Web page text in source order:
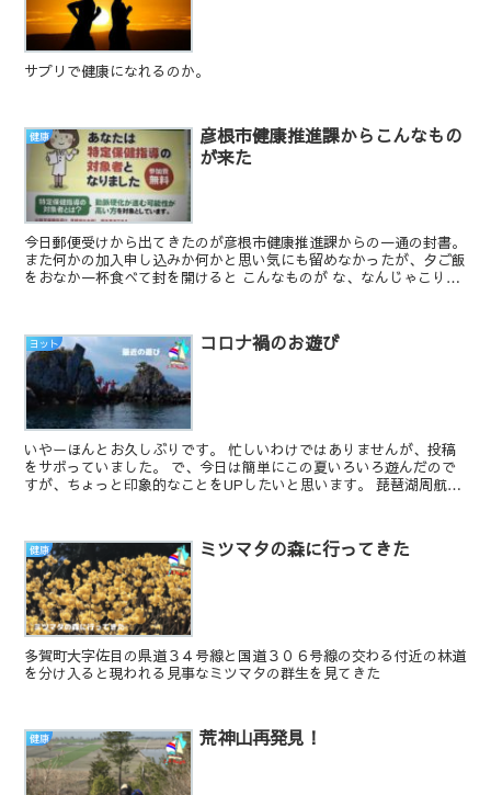
サプリで健康になれるのか。
健康
彦根市健康推進課からこんなもの
が来た
今日郵便受けから出てきたのが彦根市健康推進課からの一通の封書。
また何かの加入申し込みか何かと思い気にも留めなかったが、夕ご飯
をおなか一杯食べて封を開けると こんなものが な、なんじゃこり
ヨット コロナ禍のお遊び
いやーほんとお久しぶりです。 忙しいわけではありませんが、投稿
をサボっていました。 で、今日は簡単にこの夏いろいろ遊んだので
すが、ちょっと印象的なことをUPしたいと思います。 琵琶湖周航ク
健康 ミツマタの森に行ってきた
多賀町大字佐目の県道３４号線と国道３０６号線の交わる付近の林道
を分け入ると現われる見事なミツマタの群生を見てきた
健康 荒神山再発見！